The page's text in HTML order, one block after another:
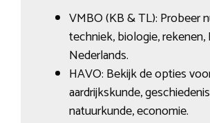
VMBO (KB & TL): Probeer
techniek, biologie, rekenen,
Nederlands.
HAVO: Bekijk de opties
aardrijkskunde,
natuurkunde, economie.